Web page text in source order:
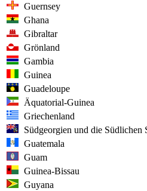
Guernsey
Ghana
Gibraltar
Grönland
Gambia
Guinea
Guadeloupe
Äquatorial-Guinea
Griechenland
Südgeorgien und die Südlichen
Guatemala
Guam
Guinea-Bissau
Guyana